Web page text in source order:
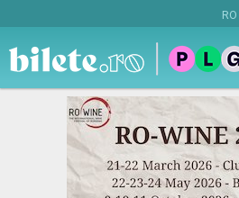
RO